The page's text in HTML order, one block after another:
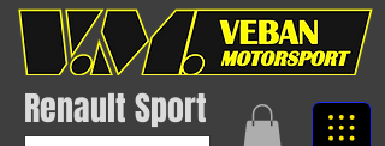
Renault Sport